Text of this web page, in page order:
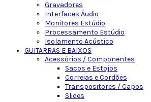
Gravadores
Interfaces Áudio
Monitores Estúdio
Processamento Estúdio
Isolamento Acústico
GUITARRAS E BAIXOS
Acessórios / Componentes
Sacos e Estojos
Correias e Cordões
Transpositores / Capos
Slides